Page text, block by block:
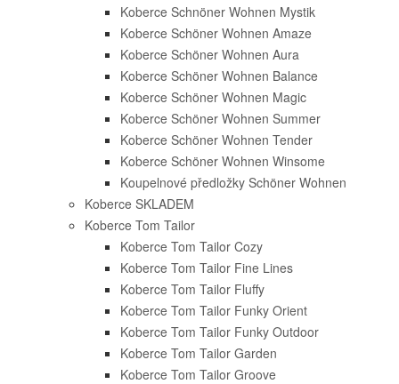
Koberce Schnöner Wohnen Mystik
Koberce Schöner Wohnen Amaze
Koberce Schöner Wohnen Aura
Koberce Schöner Wohnen Balance
Koberce Schöner Wohnen Magic
Koberce Schöner Wohnen Summer
Koberce Schöner Wohnen Tender
Koberce Schöner Wohnen Winsome
Koupelnové předložky Schöner Wohnen
Koberce SKLADEM
Koberce Tom Tailor
Koberce Tom Tailor Cozy
Koberce Tom Tailor Fine Lines
Koberce Tom Tailor Fluffy
Koberce Tom Tailor Funky Orient
Koberce Tom Tailor Funky Outdoor
Koberce Tom Tailor Garden
Koberce Tom Tailor Groove